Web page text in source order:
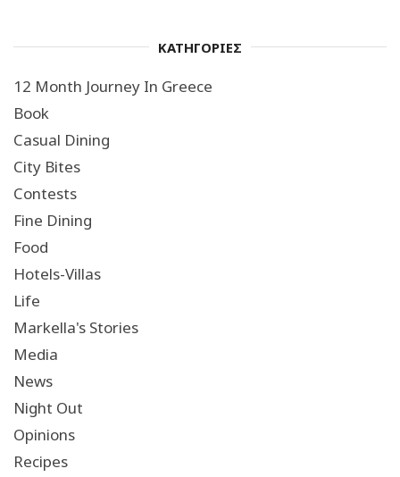
ΚΑΤΗΓΟΡΙΕΣ
12 Month Journey In Greece
Book
Casual Dining
City Bites
Contests
Fine Dining
Food
Hotels-Villas
Life
Markella's Stories
Media
News
Night Out
Opinions
Recipes